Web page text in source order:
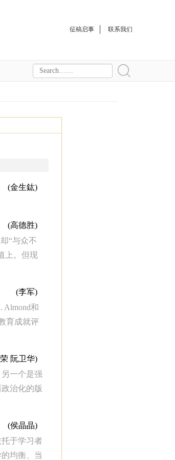
征稿启事 联系我们
(金生鈜)
(高德胜)
“与众不
上。但现
(李军)
Almond和
育成就评
阮卫华)
一个是强
治化的版
(侯晶晶)
于学习者
均衡、当